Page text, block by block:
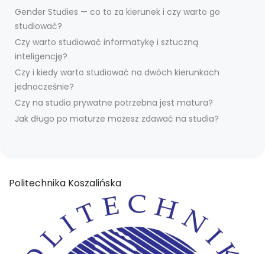
Gender Studies — co to za kierunek i czy warto go
studiować?
Czy warto studiować informatykę i sztuczną
inteligencję?
Czy i kiedy warto studiować na dwóch kierunkach
jednocześnie?
Czy na studia prywatne potrzebna jest matura?
Jak długo po maturze możesz zdawać na studia?
Politechnika Koszalińska